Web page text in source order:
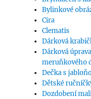
Bylinkové
Cira
Clematis
Dárková
Dárková
meruňkového
Dečka s
Dětské
Dozdobení